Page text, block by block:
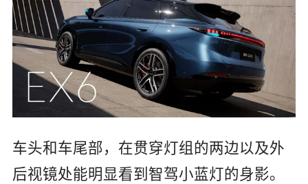
车头和车尾部，在贯穿灯组的两边以及外
后视镜处能明显看到智驾小蓝灯的身影。